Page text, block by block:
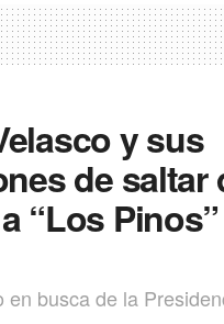
y sus
de saltar
“Los
en busca de la